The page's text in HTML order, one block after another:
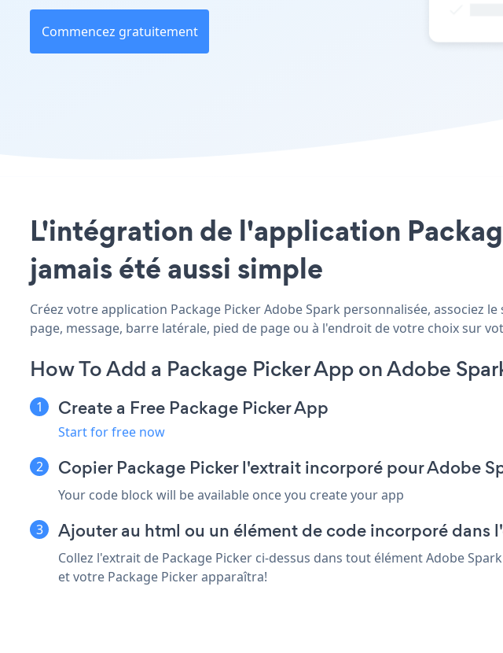
Commencez gratuitement
L'intégration de l'application
jamais été aussi simple
Créez votre application Package Picker Adobe Spark personnalisée, associez
page, message, barre latérale, pied de page ou à l'endroit de votre choix sur
How To Add a Package Picker App on Adobe
Create a Free Package Picker App
Start for free now
Copier Package Picker l'extrait incorporé pour Adobe
Your code block will be available once you create your app
Ajouter au html ou un élément de code incorporé dans
Collez l'extrait de Package Picker ci-dessus dans tout élément Adobe
et votre Package Picker apparaîtra!